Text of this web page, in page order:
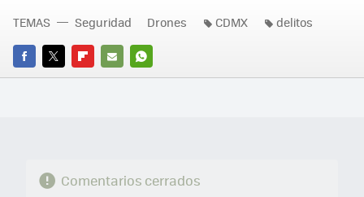
FACEBOOK
TWITTERFLIPBOARD
E-
WHATSAPP
TEMAS Seguridad Drones CDMX delitos
Comentarios cerrados